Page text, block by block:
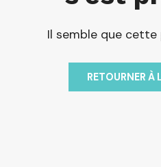
Il semble que cette
RETOURNER À